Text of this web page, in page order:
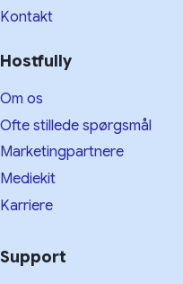
Kontakt
Hostfully
Om os
Ofte stillede spørgsmål
Marketingpartnere
Mediekit
Karriere
Support